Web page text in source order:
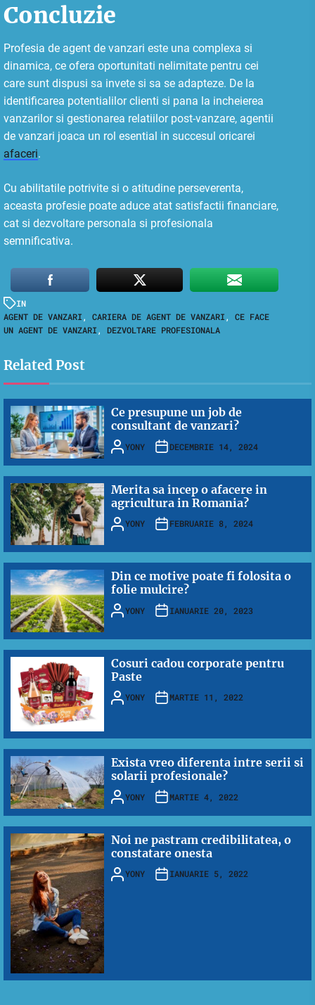
Concluzie
Profesia de agent de vanzari este una complexa si
dinamica, ce ofera oportunitati nelimitate pentru cei
care sunt dispusi sa invete si sa se adapteze. De la
identificarea potentialilor clienti si pana la incheierea
vanzarilor si gestionarea relatiilor post-vanzare, agentii
de vanzari joaca un rol esential in succesul oricarei
afaceri.
Cu abilitatile potrivite si o atitudine perseverenta,
aceasta profesie poate aduce atat satisfactii financiare,
cat si dezvoltare personala si profesionala
semnificativa.
IN
AGENT DE VANZARI, CARIERA DE AGENT DE VANZARI, CE FACE
UN AGENT DE VANZARI, DEZVOLTARE PROFESIONALA
Related Post
Ce presupune un job de
consultant de vanzari?
YONY DECEMBRIE 14, 2024
Merita sa incep o afacere in
agricultura in Romania?
YONY FEBRUARIE 8, 2024
Din ce motive poate fi folosita o
folie mulcire?
YONY IANUARIE 20, 2023
Cosuri cadou corporate pentru
Paste
YONY MARTIE 11, 2022
Exista vreo diferenta intre serii si
solarii profesionale?
YONY MARTIE 4, 2022
Noi ne pastram credibilitatea, o
constatare onesta
YONY IANUARIE 5, 2022